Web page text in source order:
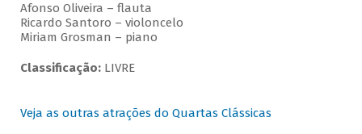
Afonso Oliveira – flauta
Ricardo Santoro – violoncelo
Miriam Grosman – piano
Classificação:LIVRE
Veja as outras atrações do Quartas Clássicas